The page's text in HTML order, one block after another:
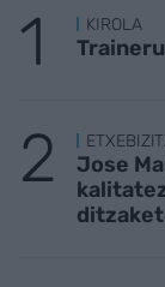
KIROLA
Jose